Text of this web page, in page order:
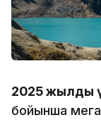
2025 жылдың
бойынша